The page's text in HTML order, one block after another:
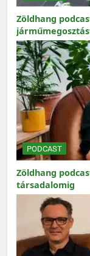
Zöldhang
PODCAST
Zöldhang
társadalomig